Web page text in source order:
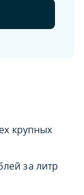
крупных
за литр